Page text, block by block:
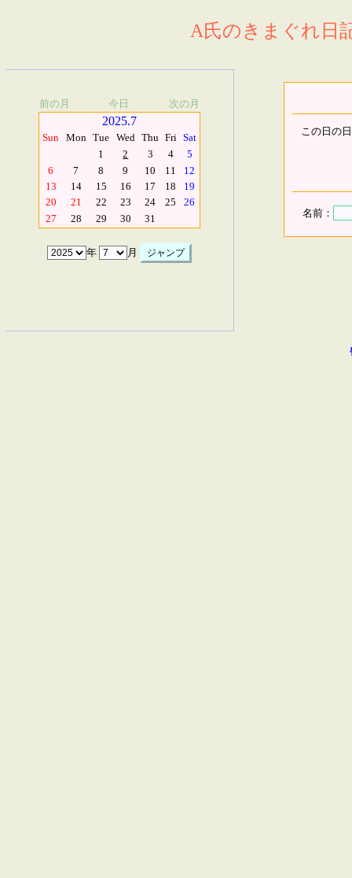
A氏のきまぐれ日
前の月 今日 次の月
2025.7
Sun Mon Tue Wed Thu Fri Sat
1
2 3 4
5
6
7 8 9 10 11
12
13
14 15 16 17 18
19
20
21 22 23 24 25
26
27
28 29 30 31
年 月
この日の
名前：